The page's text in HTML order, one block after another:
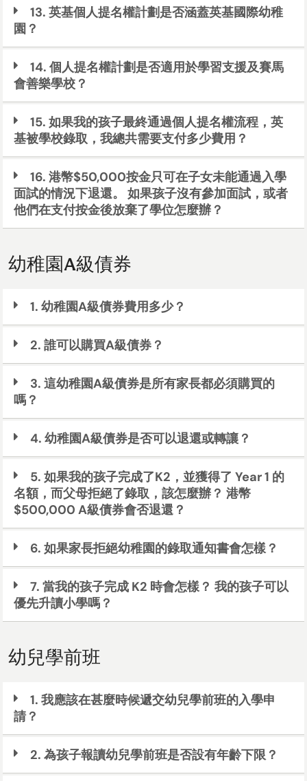
13. 英基個人提名權計劃是否涵蓋英基國際幼稚
園？
14. 個人提名權計劃是否適用於學習支援及賽馬
會善樂學校？
15. 如果我的孩子最終通過個人提名權流程，英
基被學校錄取，我總共需要支付多少費用？
16. 港幣$50,000按金只可在子女未能通過入學
面試的情況下退還。 如果孩子沒有參加面試，或者
他們在支付按金後放棄了學位怎麼辦？
幼稚園A級債券
1. 幼稚園A級債券費用多少？
2. 誰可以購買A級債券？
3. 這幼稚園A級債券是所有家長都必須購買的
嗎？
4. 幼稚園A級債券是否可以退還或轉讓？
5. 如果我的孩子完成了K2，並獲得了 Year 1 的
名額，而父母拒絕了錄取，該怎麼辦？ 港幣
$500,000 A級債券會否退還？
6. 如果家長拒絕幼稚園的錄取通知書會怎樣？
7. 當我的孩子完成 K2 時會怎樣？ 我的孩子可以
優先升讀小學嗎？
幼兒學前班
1. 我應該在甚麼時候遞交幼兒學前班的入學申
請？
2. 為孩子報讀幼兒學前班是否設有年齡下限？